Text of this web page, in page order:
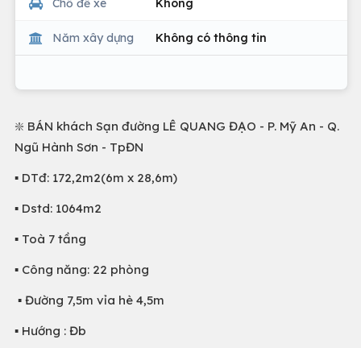
Năm xây dựng Không có thông tin
❇️ BÁN khách Sạn đường LÊ QUANG ĐẠO - P. Mỹ An - Q.
Ngũ Hành Sơn - TpĐN
▪️ DTđ: 172,2m2(6m x 28,6m)
▪️ Dstd: 1064m2
▪️ Toà 7 tầng
▪️ Công năng: 22 phòng
▪️ Đường 7,5m vỉa hè 4,5m
▪️ Hướng : Đb